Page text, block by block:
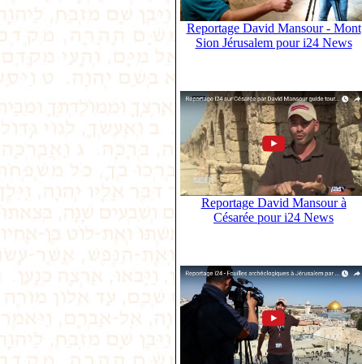
Reportage David Mansour - Mont
Sion Jérusalem pour i24 News
Reportage David Mansour à
Césarée pour i24 News